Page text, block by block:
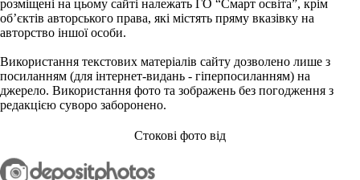
розміщені на цьому сайті належать ГО “Смарт освіта”, крім
об’єктів авторського права, які містять пряму вказівку на
авторство іншої особи.
Використання текстових матеріалів сайту дозволено лише з
посиланням (для інтернет-видань - гіперпосиланням) на
джерело. Використання фото та зображень без погодження з
редакцією суворо заборонено.
Стокові фото від